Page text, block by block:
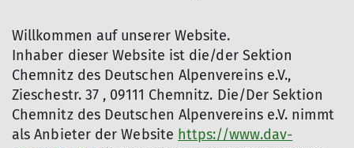
Willkommen auf unserer Website.
Inhaber dieser Website ist die/der Sektion
Chemnitz des Deutschen Alpenvereins e.V.,
Zieschestr. 37 , 09111 Chemnitz. Die/Der Sektion
Chemnitz des Deutschen Alpenvereins e.V. nimmt
als Anbieter der Website https://www.dav-